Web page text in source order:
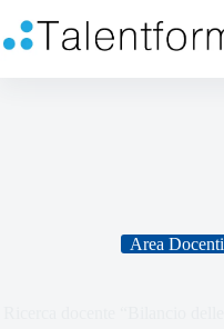
Area Docenti